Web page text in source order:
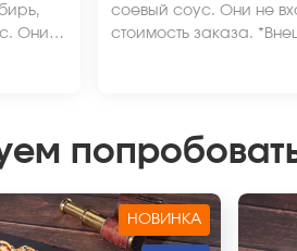
Они
соевый соус. Они не
стоимость заказа.
НОВИНКА